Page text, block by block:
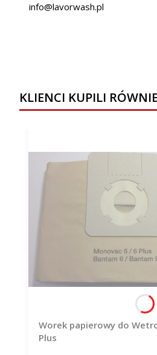
info@lavorwash.pl
KLIENCI KUPILI
Worek papierowy do
Plus